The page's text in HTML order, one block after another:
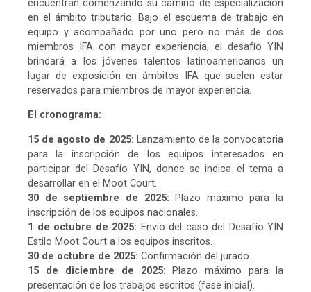
encuentran comenzando su camino de especialización
en el ámbito tributario. Bajo el esquema de trabajo en
equipo y acompañado por uno pero no más de dos
miembros IFA con mayor experiencia, el desafío YIN
brindará a los jóvenes talentos latinoamericanos un
lugar de exposición en ámbitos IFA que suelen estar
reservados para miembros de mayor experiencia.
El cronograma:
15 de agosto de 2025: Lanzamiento de la convocatoria
para la inscripción de los equipos interesados en
participar del Desafío YIN, donde se indica el tema a
desarrollar en el Moot Court.
30 de septiembre de 2025:
Plazo máximo para la
inscripción de los equipos nacionales.
1 de octubre de 2025: Envío del caso del Desafío YIN
Estilo Moot Court a los equipos inscritos.
30 de octubre de 2025: Confirmación del jurado.
15 de diciembre de 2025: Plazo máximo para la
presentación de los trabajos escritos (fase inicial).